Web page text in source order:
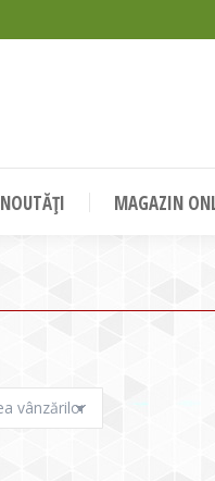
NOUTĂȚI MAGAZIN